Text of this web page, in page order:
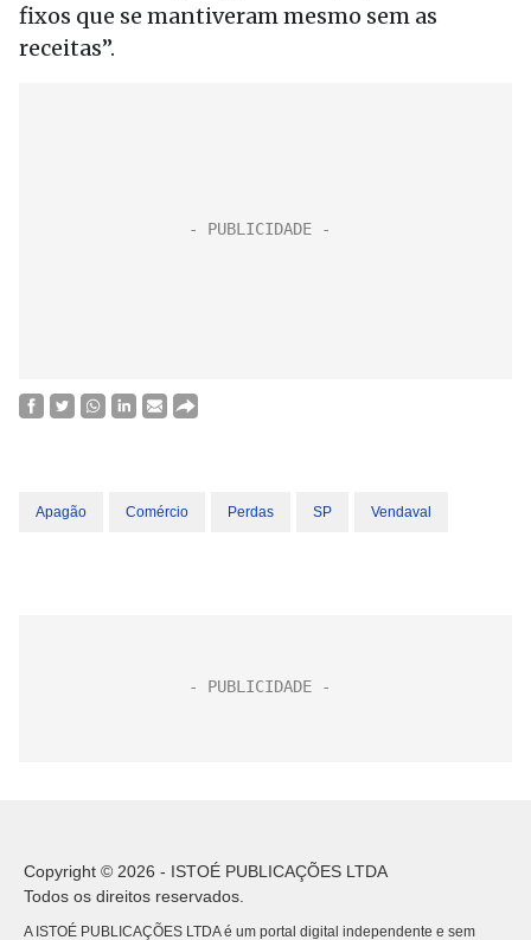
fixos que se mantiveram mesmo sem as
receitas”.
Apagão Comércio Perdas SP Vendaval
Copyright © 2026 - ISTOÉ PUBLICAÇÕES LTDA
Todos os direitos reservados.
A ISTOÉ PUBLICAÇÕES LTDA é um portal digital independente e sem